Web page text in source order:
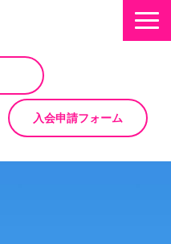
入会申請フォーム